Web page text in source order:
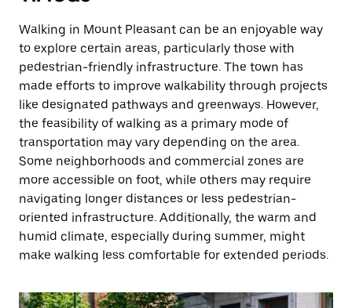
Walking in Mount Pleasant can be an enjoyable way
to explore certain areas, particularly those with
pedestrian-friendly infrastructure. The town has
made efforts to improve walkability through projects
like designated pathways and greenways. However,
the feasibility of walking as a primary mode of
transportation may vary depending on the area.
Some neighborhoods and commercial zones are
more accessible on foot, while others may require
navigating longer distances or less pedestrian-
oriented infrastructure. Additionally, the warm and
humid climate, especially during summer, might
make walking less comfortable for extended periods.